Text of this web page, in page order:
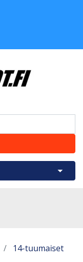
Avaa
14-tuumaiset